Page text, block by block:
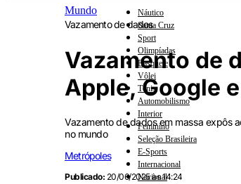
Náutico
Santa Cruz
Sport
Olimpíadas
Basquete
Vôlei
Tênis
Automobilismo
Interior
Feminino
Seleção Brasileira
E-Sports
Internacional
Nacional
Mundo
Vazamento de dados
Vazamento de
Apple, Google
Vazamento de dados em massa expôs
no mundo
Metrópoles
Publicado: 20/06/2025 às 14:24